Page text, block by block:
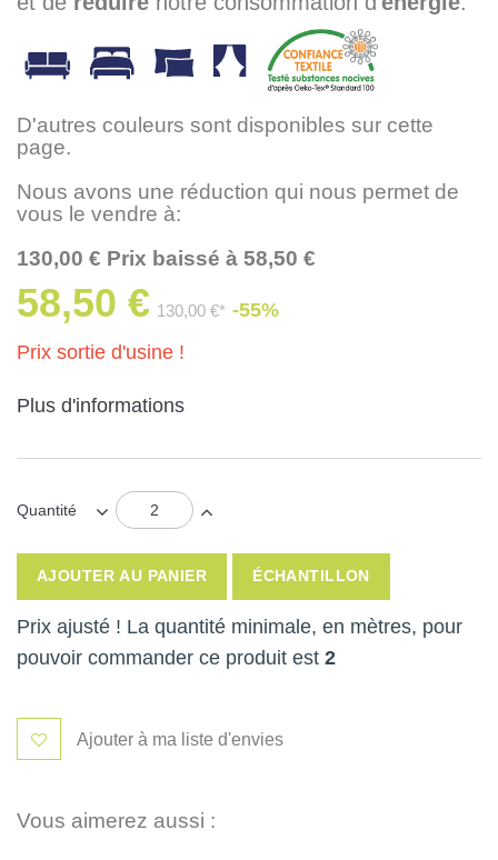
D'autres couleurs sont disponibles sur cette
page.
Nous avons une réduction qui nous permet de
vous le vendre à:
130,00 € Prix baissé à 58,50 €
58,50 € 130,00 €* -55%
Prix sortie d'usine !
Plus d'informations
Quantité
AJOUTER AU PANIER ÉCHANTILLON
Prix ajusté ! La quantité minimale, en mètres, pour
pouvoir commander ce produit est 2
Ajouter à ma liste d'envies
Vous aimerez aussi :